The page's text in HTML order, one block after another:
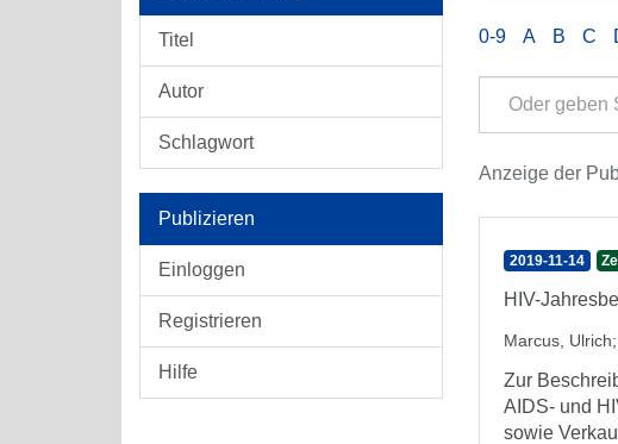
Titel
Autor
Schlagwort
Publizieren
Einloggen
Registrieren
Hilfe
0-9 A B C
Anzeige der
2019-11-14
HIV-
Marcus, Ulrich;
Zur
AIDS- und
sowie